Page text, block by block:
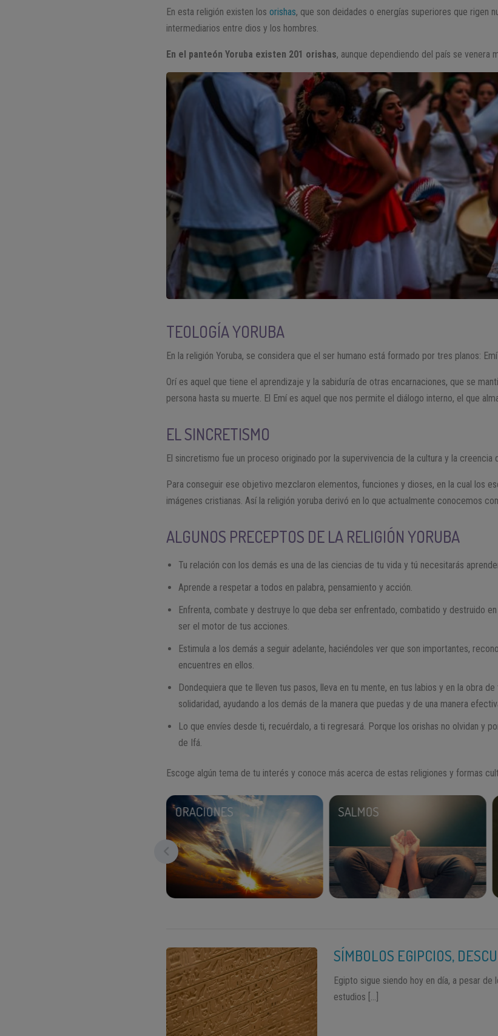
En esta religión existen losorishas, que son deidades o energías superiores que rigen
intermediarios entre dios y los hombres.
En el panteón Yoruba existen 201 orishas, aunque dependiendo del país se venera
TEOLOGÍA YORUBA
En la religión Yoruba, se considera que el ser humano está formado por tres planos:
Orí es aquel que tiene el aprendizaje y la sabiduría de otras encarnaciones, que se
persona hasta su muerte. El Emí es aquel que nos permite el diálogo interno, el que
EL SINCRETISMO
El sincretismo fue un proceso originado por la supervivencia de la cultura y la creencia
Para conseguir ese objetivo mezclaron elementos, funciones y dioses, en la cual los
imágenes cristianas. Así la religión yoruba derivó en lo que actualmente conocemos
ALGUNOS PRECEPTOS DE LA RELIGIÓN YORUBA
Tu relación con los demás es una de las ciencias de tu vida y tú necesitarás
Aprende a respetar a todos en palabra, pensamiento y acción.
Enfrenta, combate y destruye lo que deba ser enfrentado, combatido y destruido
ser el motor de tus acciones.
Estimula a los demás a seguir adelante, haciéndoles ver que son importantes,
encuentres en ellos.
Dondequiera que te lleven tus pasos, lleva en tu mente, en tus labios y en la obra
solidaridad, ayudando a los demás de la manera que puedas y de una manera
Lo que envíes desde ti, recuérdalo, a ti regresará. Porque los orishas no olvidan y
de Ifá.
Escoge algún tema de tu interés y conoce más acerca de estas religiones y formas
ORACIONES SALMOS
SÍMBOLOS EGIPCIOS,
Egipto sigue siendo hoy en día, a pesar
estudios […]